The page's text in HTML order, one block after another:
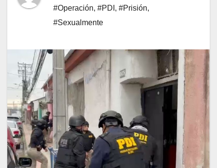
#Operación, #PDI , #Prisión,
#Sexualmente